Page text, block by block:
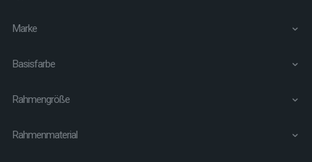
Marke
Basisfarbe
Rahmengröße
Rahmenmaterial